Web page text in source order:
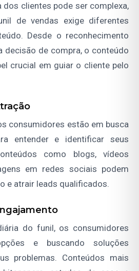
clientes pode ser complexa,
de vendas exige diferentes
Desde o reconhecimento
decisão de compra, o conteúdo
crucial em guiar o cliente pelo
consumidores estão em busca
entender e identificar seus
como blogs, vídeos
em redes sociais podem
e atrair leads qualificados.
do funil, os consumidores
e buscando soluções
problemas. Conteúdos mais